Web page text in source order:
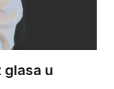
glasa u